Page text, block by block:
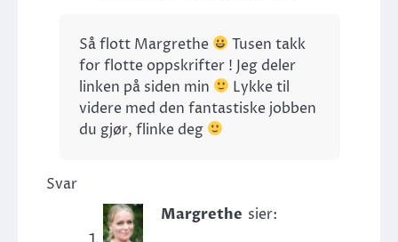
Så flott Margrethe
Tusen takk
for flotte oppskrifter ! Jeg deler
linken på siden min
Lykke til
videre med den fantastiske jobben
du gjør, flinke deg
Svar
Margrethe sier: